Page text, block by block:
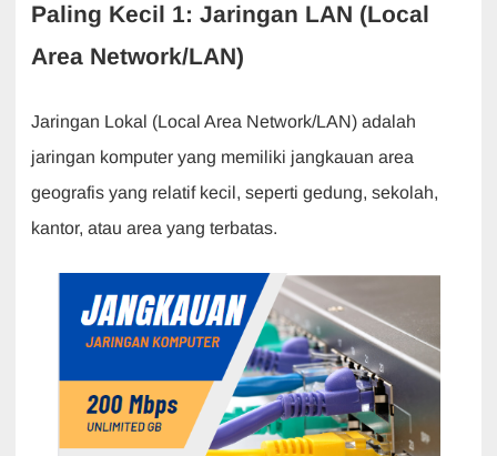
Paling Kecil 1: Jaringan LAN (Local
Area Network/LAN)
Jaringan Lokal (Local Area Network/LAN) adalah
jaringan komputer yang memiliki jangkauan area
geografis yang relatif kecil, seperti gedung, sekolah,
kantor, atau area yang terbatas.